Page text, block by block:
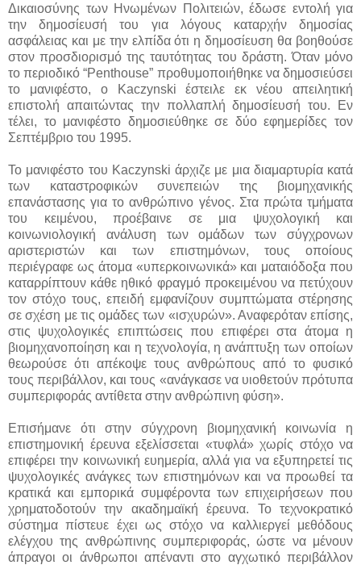
Δικαιοσύνης των Ηνωμένων Πολιτειών, έδωσε εντολή για
την δημοσίευσή του για λόγους καταρχήν δημοσίας
ασφάλειας και με την ελπίδα ότι η δημοσίευση θα βοηθούσε
στον προσδιορισμό της ταυτότητας του δράστη. Όταν μόνο
το περιοδικό “Penthouse” προθυμοποιήθηκε να δημοσιεύσει
το μανιφέστο, ο Kaczynski έστειλε εκ νέου απειλητική
επιστολή απαιτώντας την πολλαπλή δημοσίευσή του. Εν
τέλει, το μανιφέστο δημοσιεύθηκε σε δύο εφημερίδες τον
Σεπτέμβριο του 1995.
Το μανιφέστο του Kaczynski άρχιζε με μια διαμαρτυρία κατά
των καταστροφικών συνεπειών της βιομηχανικής
επανάστασης για το ανθρώπινο γένος. Στα πρώτα τμήματα
του κειμένου, προέβαινε σε μια ψυχολογική και
κοινωνιολογική ανάλυση των ομάδων των σύγχρονων
αριστεριστών και των επιστημόνων, τους οποίους
περιέγραφε ως άτομα «υπερκοινωνικά» και ματαιόδοξα που
καταρρίπτουν κάθε ηθικό φραγμό προκειμένου να πετύχουν
τον στόχο τους, επειδή εμφανίζουν συμπτώματα στέρησης
σε σχέση με τις ομάδες των «ισχυρών». Αναφερόταν επίσης,
στις ψυχολογικές επιπτώσεις που επιφέρει στα άτομα η
βιομηχανοποίηση και η τεχνολογία, η ανάπτυξη των οποίων
θεωρούσε ότι απέκοψε τους ανθρώπους από το φυσικό
τους περιβάλλον, και τους «ανάγκασε να υιοθετούν πρότυπα
συμπεριφοράς αντίθετα στην ανθρώπινη φύση».
Επισήμανε ότι στην σύγχρονη βιομηχανική κοινωνία η
επιστημονική έρευνα εξελίσσεται «τυφλά» χωρίς στόχο να
επιφέρει την κοινωνική ευημερία, αλλά για να εξυπηρετεί τις
ψυχολογικές ανάγκες των επιστημόνων και να προωθεί τα
κρατικά και εμπορικά συμφέροντα των επιχειρήσεων που
χρηματοδοτούν την ακαδημαϊκή έρευνα. Το τεχνοκρατικό
σύστημα πίστευε έχει ως στόχο να καλλιεργεί μεθόδους
ελέγχου της ανθρώπινης συμπεριφοράς, ώστε να μένουν
άπραγοι οι άνθρωποι απέναντι στο αγχωτικό περιβάλλον